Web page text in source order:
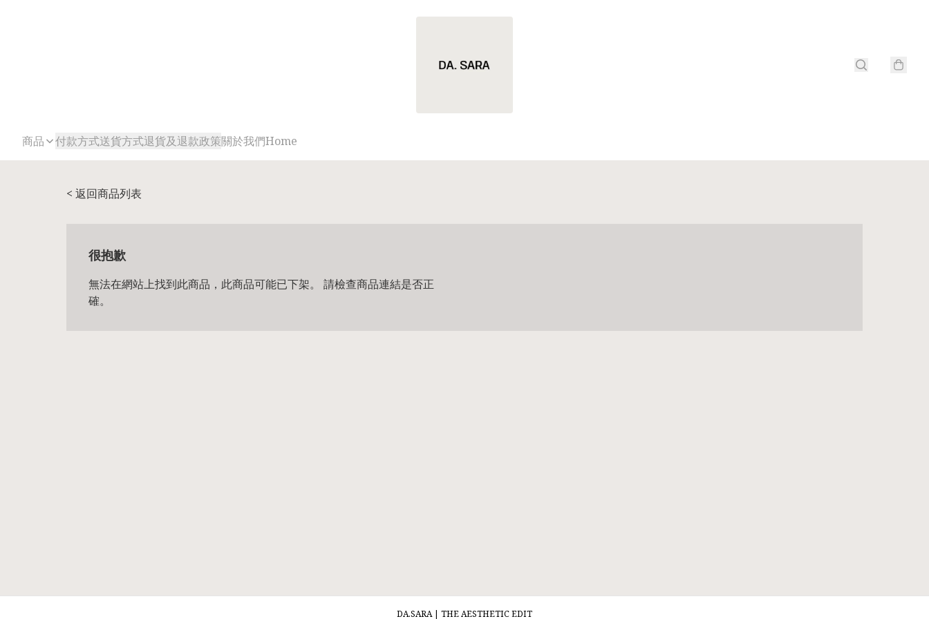
商品 付款方式送貨方式退貨及退款政策關於我們Home
< 返回商品列表
很抱歉
無法在網站上找到此商品，此商品可能已下架。 請檢查商品連結是否正
確。
DA.SARA | THE AESTHETIC EDIT